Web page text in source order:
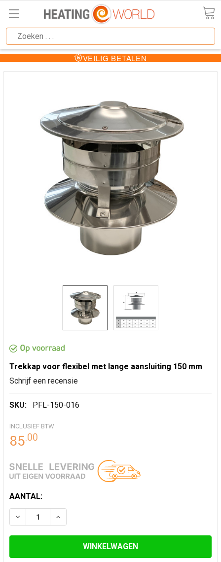
VEILIG BETALEN
Trekkap voor flexibel met lange aansluiting 150 mm
Schrijf een recensie
SKU: PFL-150-016
INCLUSIEF BTW
85.00
HUIDIGE
VOORRAAD:
AANTAL:
VERLAAG AANTAL VAN TREKKAP VOOR FLEXIBEL
VERHOOG AANTAL VAN TREKKAP VOOR